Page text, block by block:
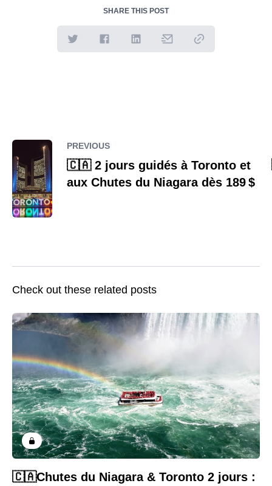
SHARE THIS POST
PREVIOUS
🇨🇦 2 jours guidés à Toronto et
aux Chutes du Niagara dès 189 $
Check out these related posts
🇨🇦Chutes du Niagara & Toronto 2 jours :